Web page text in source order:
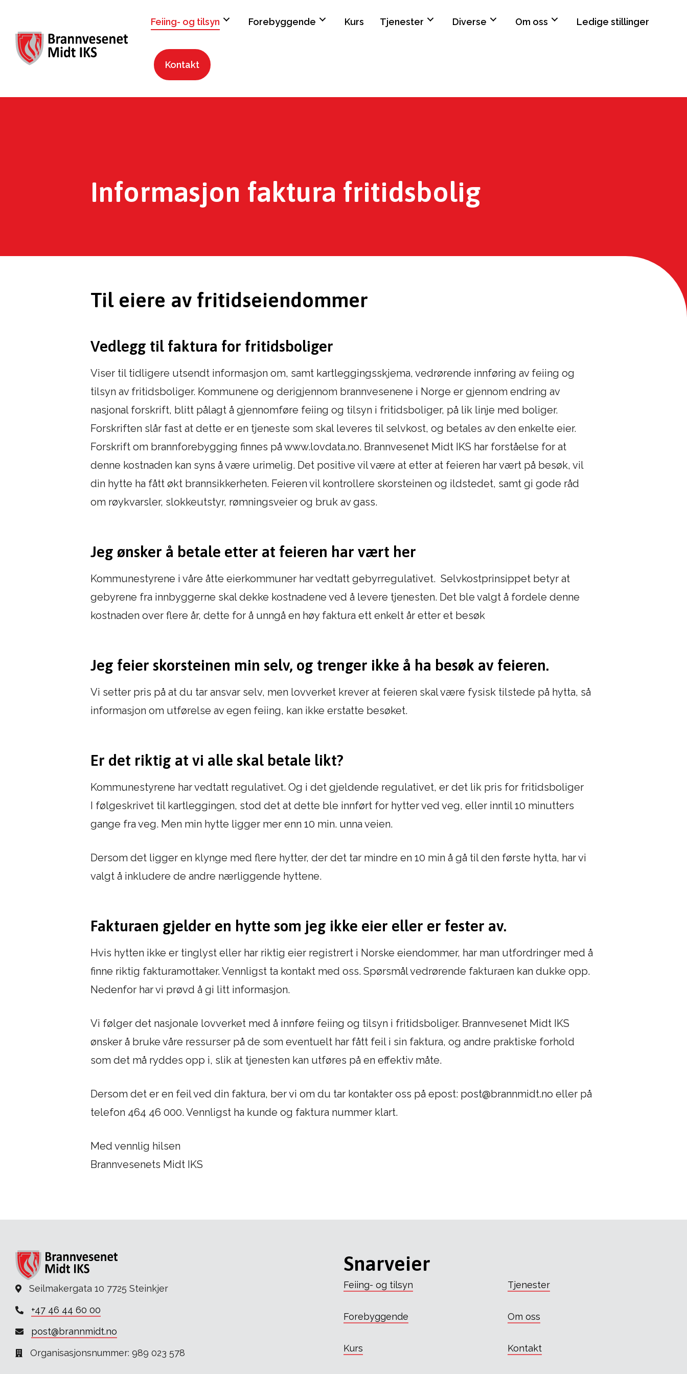
Feiing- og tilsyn Forebyggende Kurs Tjenester Diverse Om oss Ledige stillinger
Kontakt
Informasjon faktura fritidsbolig
Til eiere av fritidseiendommer
Vedlegg til faktura for fritidsboliger
Viser til tidligere utsendt informasjon om, samt kartleggingsskjema, vedrørende innføring av feiing og
tilsyn av fritidsboliger. Kommunene og derigjennom brannvesenene i Norge er gjennom endring av
nasjonal forskrift, blitt pålagt å gjennomføre feiing og tilsyn i fritidsboliger, på lik linje med boliger.
Forskriften slår fast at dette er en tjeneste som skal leveres til selvkost, og betales av den enkelte eier.
Forskrift om brannforebygging finnes på www.lovdata.no. Brannvesenet Midt IKS har forståelse for at
denne kostnaden kan syns å være urimelig. Det positive vil være at etter at feieren har vært på besøk, vil
din hytte ha fått økt brannsikkerheten. Feieren vil kontrollere skorsteinen og ildstedet, samt gi gode råd
om røykvarsler, slokkeutstyr, rømningsveier og bruk av gass.
Jeg ønsker å betale etter at feieren har vært her
Kommunestyrene i våre åtte eierkommuner har vedtatt gebyrregulativet. Selvkostprinsippet betyr at
gebyrene fra innbyggerne skal dekke kostnadene ved å levere tjenesten. Det ble valgt å fordele denne
kostnaden over flere år, dette for å unngå en høy faktura ett enkelt år etter et besøk
Jeg feier skorsteinen min selv, og trenger ikke å ha besøk av feieren.
Vi setter pris på at du tar ansvar selv, men lovverket krever at feieren skal være fysisk tilstede på hytta, så
informasjon om utførelse av egen feiing, kan ikke erstatte besøket.
Er det riktig at vi alle skal betale likt?
Kommunestyrene har vedtatt regulativet. Og i det gjeldende regulativet, er det lik pris for fritidsboliger
I følgeskrivet til kartleggingen, stod det at dette ble innført for hytter ved veg, eller inntil 10 minutters
gange fra veg. Men min hytte ligger mer enn 10 min. unna veien.
Dersom det ligger en klynge med flere hytter, der det tar mindre en 10 min å gå til den første hytta, har vi
valgt å inkludere de andre nærliggende hyttene.
Fakturaen gjelder en hytte som jeg ikke eier eller er fester av.
Hvis hytten ikke er tinglyst eller har riktig eier registrert i Norske eiendommer, har man utfordringer med å
finne riktig fakturamottaker. Vennligst ta kontakt med oss. Spørsmål vedrørende fakturaen kan dukke opp.
Nedenfor har vi prøvd å gi litt informasjon.
Vi følger det nasjonale lovverket med å innføre feiing og tilsyn i fritidsboliger. Brannvesenet Midt IKS
ønsker å bruke våre ressurser på de som eventuelt har fått feil i sin faktura, og andre praktiske forhold
som det må ryddes opp i, slik at tjenesten kan utføres på en effektiv måte.
Dersom det er en feil ved din faktura, ber vi om du tar kontakter oss på epost: post@brannmidt.no eller på
telefon 464 46 000. Vennligst ha kunde og faktura nummer klart.
Med vennlig hilsen
Brannvesenets Midt IKS
Seilmakergata 10 7725 Steinkjer
+47 46 44 60 00
post@brannmidt.no
Organisasjonsnummer: 989 023 578
Snarveier
Feiing- og tilsyn
Forebyggende
Kurs
Tjenester
Om oss
Kontakt